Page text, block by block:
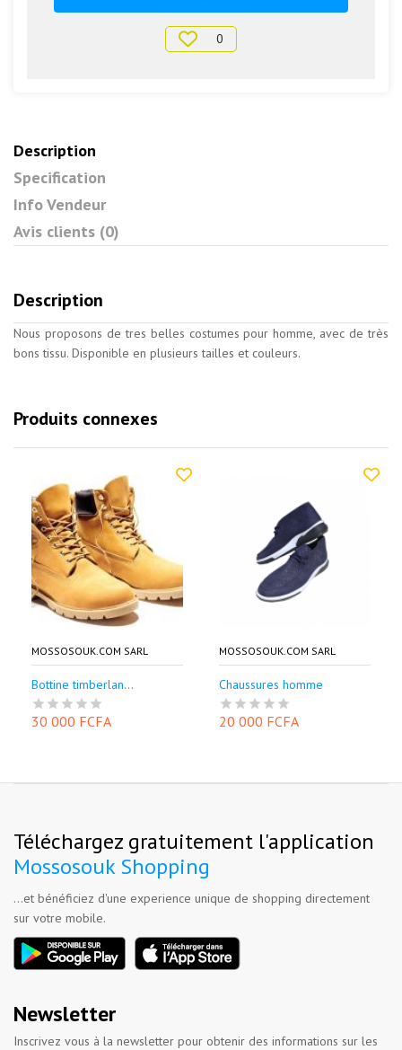
0
Description
Specification
Info Vendeur
Avis clients (0)
Description
Nous proposons de tres belles costumes pour homme, avec de très
bons tissu. Disponible en plusieurs tailles et couleurs.
Produits connexes
MOSSOSOUK.COM SARL
Bottine timberlan...
30 000 FCFA
MOSSOSOUK.COM SARL
Chaussures homme
20 000 FCFA
Téléchargez gratuitement l'application
Mossosouk Shopping
...et bénéficiez d'une experience unique de shopping directement
sur votre mobile.
Newsletter
Inscrivez vous à la newsletter pour obtenir des informations sur les